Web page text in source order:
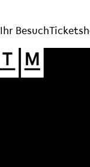
Ihr Besuch